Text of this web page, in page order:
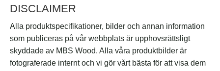
DISCLAIMER
Alla produktspecifikationer, bilder och annan information
som publiceras på vår webbplats är upphovsrättsligt
skyddade av MBS Wood. Alla våra produktbilder är
fotograferade internt och vi gör vårt bästa för att visa dem